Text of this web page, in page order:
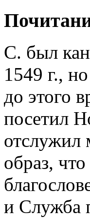
С. был
1549 г.,
до этого
посетил
отслужил
образ,
и Служба